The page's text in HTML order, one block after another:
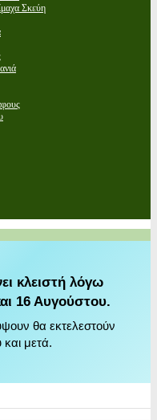
Σκεύη
κλειστή λόγω
16 Αυγούστου.
θα εκτελεστούν
μετά.